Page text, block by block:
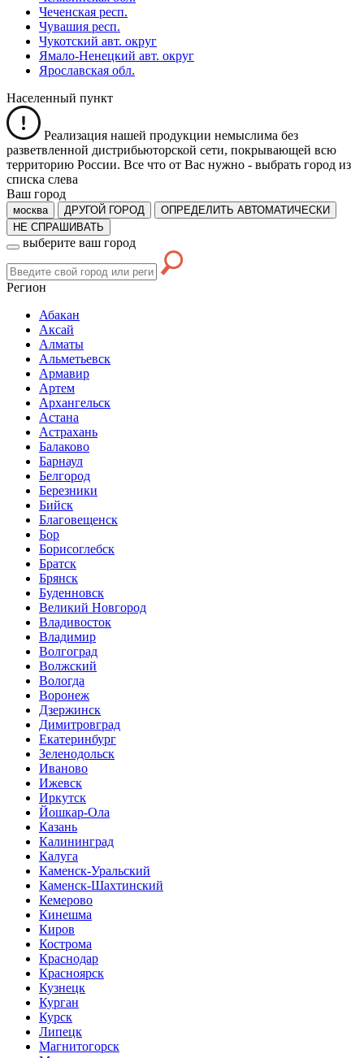
Чеченская респ.
Чувашия респ.
Чукотский авт. округ
Ямало-Ненецкий авт. округ
Ярославская обл.
Населенный пункт
Реализация нашей продукции немыслима без
разветвленной дистрибьюторской сети, покрывающей всю
территорию России. Все что от Вас нужно - выбрать город из
списка слева
Ваш город
москва ДРУГОЙ ГОРОД
ОПРЕДЕЛИТЬ АВТОМАТИЧЕСКИ
НЕ СПРАШИВАТЬ
выберите ваш город
Регион
Абакан
Аксай
Алматы
Альметьевск
Армавир
Артем
Архангельск
Астана
Астрахань
Балаково
Барнаул
Белгород
Березники
Бийск
Благовещенск
Бор
Борисоглебск
Братск
Брянск
Буденновск
Великий Новгород
Владивосток
Владимир
Волгоград
Волжский
Вологда
Воронеж
Дзержинск
Димитровград
Екатеринбург
Зеленодольск
Иваново
Ижевск
Иркутск
Йошкар-Ола
Казань
Калининград
Калуга
Каменск-Уральский
Каменск-Шахтинский
Кемерово
Кинешма
Киров
Кострома
Краснодар
Красноярск
Кузнецк
Курган
Курск
Липецк
Магнитогорск